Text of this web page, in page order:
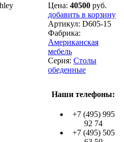
Цена: 40500 руб.
добавить в корзину
Артикул: D605-15
Фабрика:
Американская
мебель
Серия: Столы
обеденные
Наши телефоны:
+7 (495) 995
92 74
+7 (495) 505